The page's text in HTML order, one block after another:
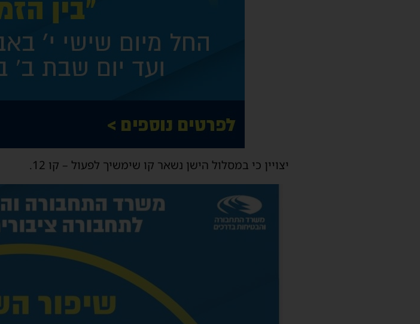
יצויין כי במסלול הישן נשאר קו שימשיך לפעול – קו 12.